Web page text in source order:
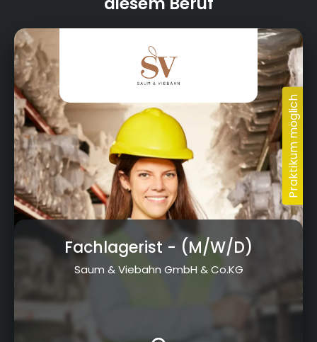
Fachlagerist - (M/W/D)
Saum & Viebahn GmbH & Co.KG